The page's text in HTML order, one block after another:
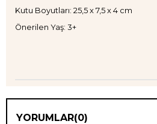
Kutu Boyutları: 25,5 x 7,5 x 4 cm
Önerilen Yaş: 3+
YORUMLAR(0)